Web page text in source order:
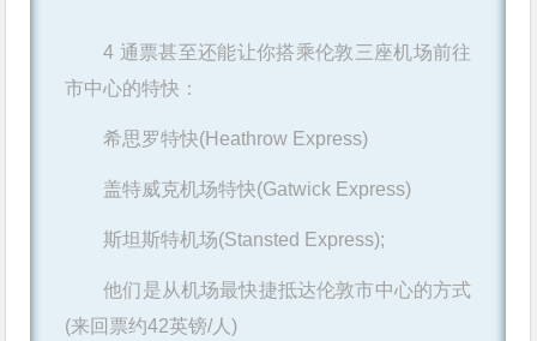
4 通票甚至还能让你搭乘伦敦三座机场前往
市中心的特快：
希思罗特快(Heathrow Express)
盖特威克机场特快(Gatwick Express)
斯坦斯特机场(Stansted Express);
他们是从机场最快捷抵达伦敦市中心的方式
(来回票约42英镑/人)